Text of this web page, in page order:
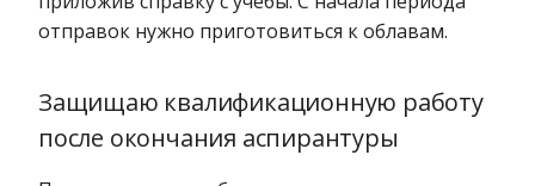
отправок нужно приготовиться к облавам.
Защищаю квалификационную работу
после окончания аспирантуры